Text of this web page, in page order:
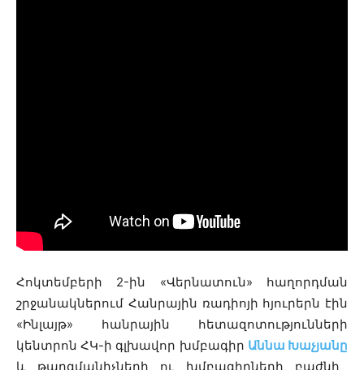
Հոկտեմբերի 2-ին «Վերնատուն» հաղորդման
շրջանակներում Հանրային ռադիոյի հյուրերն էին
«Ինլայթ» հանրային հետազոտությունների
կենտրոն ՀԿ-ի գլխավոր խմբագիր Աննա Խաչյանը
և թարգմանիչների ու խմբագիրների բաժնի